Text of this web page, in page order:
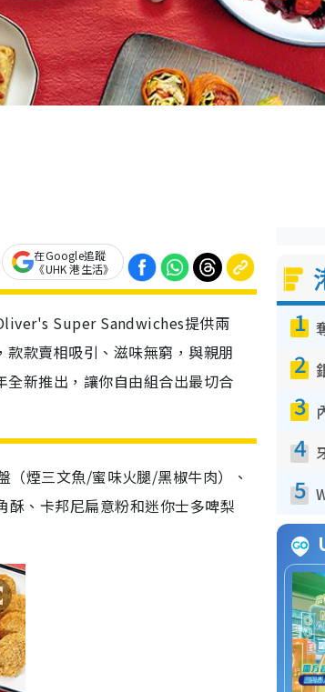
在Google追蹤
《UHK 港生活》
Super Sandwiches提供兩
款賣相吸引、滋味無窮，與親朋
新推出，讓你自由組合出最切合
煙三文魚/蜜味火腿/黑椒牛肉）、
酥、卡邦尼扁意粉和迷你士多啤梨
1
2
3
4
5